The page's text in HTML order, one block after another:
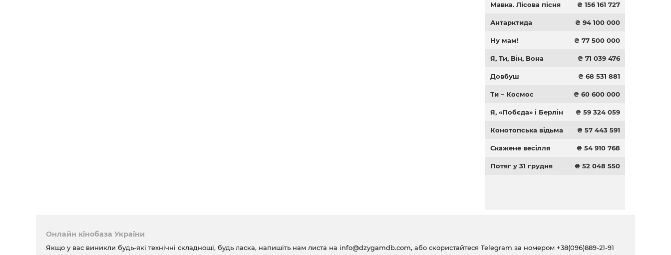
Мавка. Лісова пісня ₴ 156 161 727
Антарктида ₴ 94 100 000
Ну мам! ₴ 77 500 000
Я, Ти, Він, Вона ₴ 71 039 476
Довбуш ₴ 68 531 881
Ти – Космос ₴ 60 600 000
Я, «Побєда» і Берлін ₴ 59 324 059
Конотопська відьма ₴ 57 443 591
Скажене весілля ₴ 54 910 768
Потяг у 31 грудня ₴ 52 048 550
Онлайн кінобаза України
Якщо у вас виникли будь-які технічні складнощі, будь ласка, напишіть нам листа на info@dzygamdb.com, або скористайтеся Telegram за номером +38(096)889-21-91